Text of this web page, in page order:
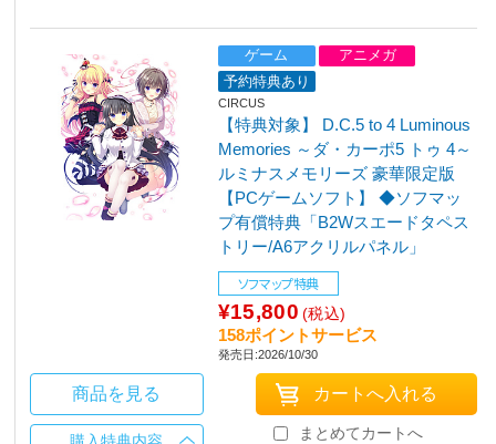
ゲーム
アニメガ
予約特典あり
CIRCUS
【特典対象】 D.C.5 to 4 Luminous
Memories ～ダ・カーポ5 トゥ 4～
ルミナスメモリーズ 豪華限定版
【PCゲームソフト】 ◆ソフマッ
プ有償特典「B2Wスエードタペス
トリー/A6アクリルパネル」
ソフマップ特典
¥15,800 (税込)
158ポイントサービス
発売日:2026/10/30
商品を見る
購入特典内容 まとめてカートへ